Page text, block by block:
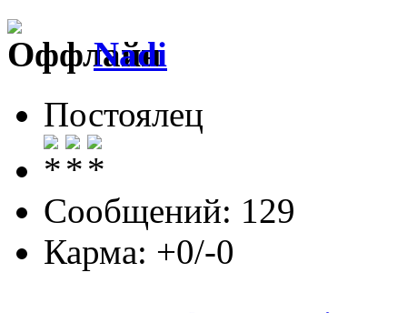
Nadi
Постоялец
Сообщений: 129
Карма: +0/-0